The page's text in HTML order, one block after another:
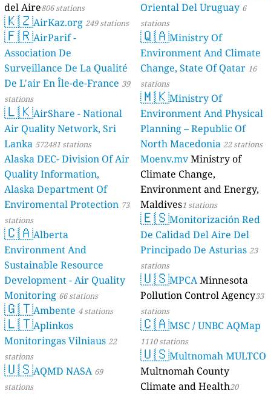
del Aire806 stations
🇰🇿AirKaz.org 249 stations
🇫🇷AirParif -
Association De
Surveillance De La Qualité
De L'air En Île-de-France 39
stations
🇱🇰AirShare - National
Air Quality Network, Sri
Lanka 572481 stations
Alaska DEC- Division Of Air
Quality Information,
Alaska Department Of
Enviromental Protection 73
stations
🇨🇦Alberta
Environment And
Sustainable Resource
Development - Air Quality
Monitoring 66 stations
🇬🇹Ambente 4 stations
🇱🇹Aplinkos
Monitoringas Vilniaus 22
stations
🇺🇸AQMD NASA 69
stations
Oriental Del Uruguay 6
stations
🇶🇦Ministry Of
Environment And Climate
Change, State Of Qatar 16
stations
🇲🇰Ministry Of
Environment And Physical
Planning – Republic Of
North Macedonia 22 stations
Moenv.mvMinistry of
Climate Change,
Environment and Energy,
Maldives1 stations
🇪🇸Monitorización Red
De Calidad Del Aire Del
Principado De Asturias 23
stations
🇺🇸MPCAMinnesota
Pollution Control Agency33
stations
🇨🇦MSC / UNBC AQMap
1110 stations
🇺🇸Multnomah MULTCO
Multnomah County
Climate and Health20